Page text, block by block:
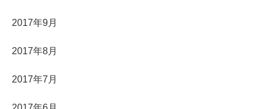
2017年9月
2017年8月
2017年7月